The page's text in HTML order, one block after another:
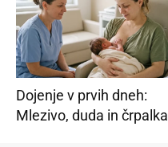
Dojenje v prvih dneh:
Mlezivo, duda in črpalka